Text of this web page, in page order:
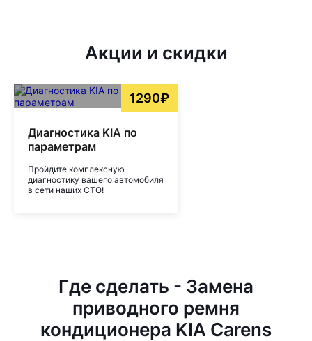
Акции и скидки
1290₽
Диагностика KIA по
параметрам
Пройдите комплексную
диагностику вашего автомобиля
в сети наших СТО!
Где сделать - Замена
приводного ремня
кондиционера KIA Carens